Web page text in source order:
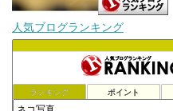
人気ブログランキング
ランキング ポイント